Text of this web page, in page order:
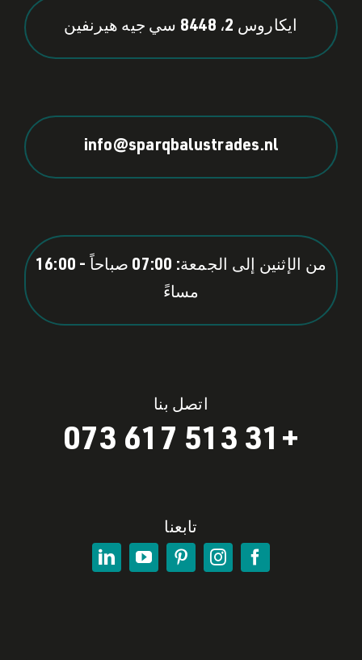
ايكاروس 2، 8448 سي جيه هيرنفين
info@sparqbalustrades.nl
من الإثنين إلى الجمعة: 07:00 صباحاً - 16:00
مساءً
اتصل بنا
+31 513 617 073
تابعنا